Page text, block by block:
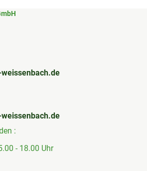
:
- 18.00 Uhr